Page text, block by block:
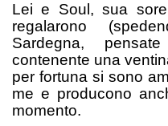
Lei e Soul, sua
regalarono
Sardegna,
contenente una
per fortuna si sono
me e producono
momento.